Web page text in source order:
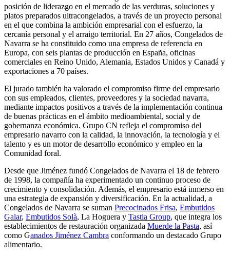
posición de liderazgo en el mercado de las verduras, soluciones y
platos preparados ultracongelados, a través de un proyecto personal
en el que combina la ambición empresarial con el esfuerzo, la
cercanía personal y el arraigo territorial. En 27 años, Congelados de
Navarra se ha constituido como una empresa de referencia en
Europa, con seis plantas de producción en España, oficinas
comerciales en Reino Unido, Alemania, Estados Unidos y Canadá y
exportaciones a 70 países.
El jurado también ha valorado el compromiso firme del empresario
con sus empleados, clientes, proveedores y la sociedad navarra,
mediante impactos positivos a través de la implementación continua
de buenas prácticas en el ámbito medioambiental, social y de
gobernanza económica. Grupo CN refleja el compromiso del
empresario navarro con la calidad, la innovación, la tecnología y el
talento y es un motor de desarrollo económico y empleo en la
Comunidad foral.
Desde que Jiménez fundó Congelados de Navarra el 18 de febrero
de 1998, la compañía ha experimentado un continuo proceso de
crecimiento y consolidación. Además, el empresario está inmerso en
una estrategia de expansión y diversificación. En la actualidad, a
Congelados de Navarra se suman Precocinados Frisa, Embutidos
Galar, Embutidos Solà, La Hoguera y Tastia Group, que integra los
establecimientos de restauración organizada Muerde la Pasta, así
como Ganados Jiménez Cambra conformando un destacado Grupo
alimentario.